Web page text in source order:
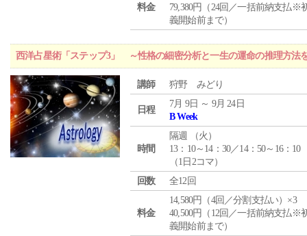
料金
79,380円（24回／一括前納支払※
義開始前まで）
西洋占星術「ステップ3」 ～性格の細密分析と一生の運命の推理方法
講師 狩野 みどり
日程
7月 9日 ～ 9月 24日
B Week
時間
隔週 （火 ）
13：10～14：30／14：50～16：10
（1日2コマ）
回数
全12回
料金
14,580円（4回／分割支払い）×3
40,500円（12回／一括前納支払※
義開始前まで）